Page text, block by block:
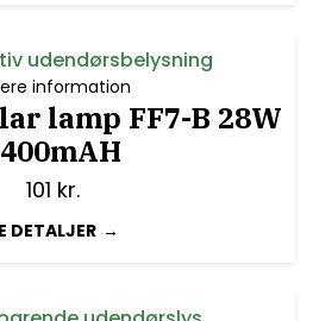
udendørsbelysning
lamp FF7-B 28W
101 kr.
DETALJER
information